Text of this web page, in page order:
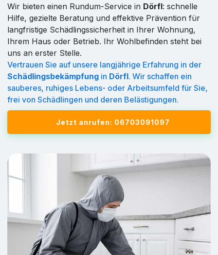
Wir bieten einen Rundum-Service in Dörfl: schnelle
Hilfe, gezielte Beratung und effektive Prävention für
langfristige Schädlingssicherheit in Ihrer Wohnung,
Ihrem Haus oder Betrieb. Ihr Wohlbefinden steht bei
uns an erster Stelle.
Vertrauen Sie auf unsere langjährige Erfahrung in der
Schädlingsbekämpfung in Dörfl. Wir schaffen ein
sauberes, ruhiges Lebens- oder Arbeitsumfeld für Sie,
frei von Schädlingen und deren Belästigungen.
Jetzt anrufen: 06703091097